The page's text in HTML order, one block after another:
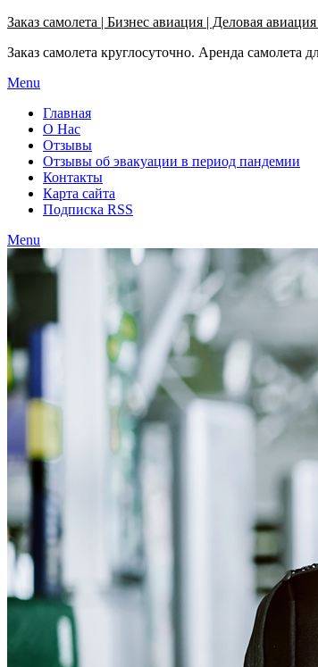
Заказ самолета | Бизнес авиация | Деловая
Заказ самолета круглосуточно. Аренда самолета
Menu
Главная
О Нас
Отзывы
Отзывы об эвакуации в период пандемии
Контакты
Карта сайта
Подписка RSS
Menu